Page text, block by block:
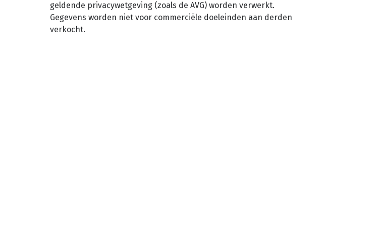
geldende privacywetgeving (zoals de AVG) worden verwerkt.
Gegevens worden niet voor commerciële doeleinden aan derden
verkocht.